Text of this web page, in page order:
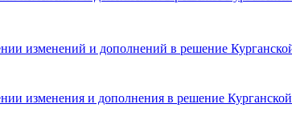
изменений и дополнений в решение
изменения и дополнения в решение